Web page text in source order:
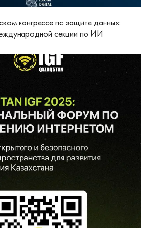
конгрессе по защите данных:
секции по ИИ